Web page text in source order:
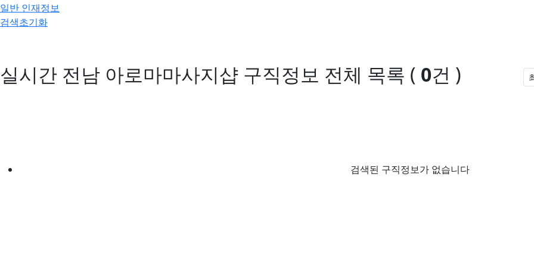
일반 인재정보
검색초기화
실시간 전남 아로마마사지샵 구직정보 전체 목록 ( 0건 )
검색된 구직정보가 없습니다